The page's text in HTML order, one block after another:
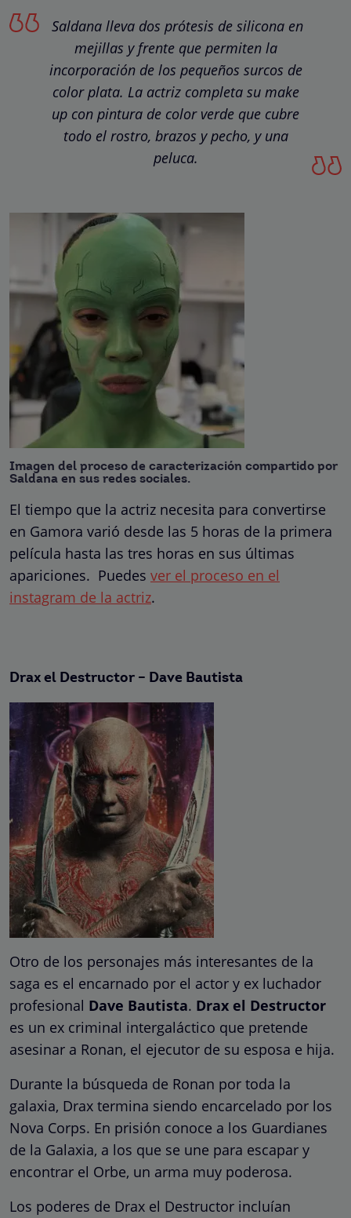
Saldana lleva dos prótesis de silicona en
mejillas y frente que permiten la
incorporación de los pequeños surcos de
color plata. La actriz completa su make
up con pintura de color verde que cubre
todo el rostro, brazos y pecho, y una
peluca.
Imagen del proceso de caracterización compartido por
Saldana en sus redes sociales.
El tiempo que la actriz necesita para convertirse
en Gamora varió desde las 5 horas de la primera
película hasta las tres horas en sus últimas
apariciones. Puedes ver el proceso en el
instagram de la actriz.
Drax el Destructor – Dave Bautista
Otro de los personajes más interesantes de la
saga es el encarnado por el actor y ex luchador
profesional Dave Bautista. Drax el Destructor
es un ex criminal intergaláctico que pretende
asesinar a Ronan, el ejecutor de su esposa e hija.
Durante la búsqueda de Ronan por toda la
galaxia, Drax termina siendo encarcelado por los
Nova Corps. En prisión conoce a los Guardianes
de la Galaxia, a los que se une para escapar y
encontrar el Orbe, un arma muy poderosa.
Los poderes de Drax el Destructor incluían